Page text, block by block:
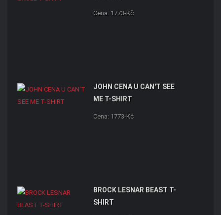
Cena: 1773-Kč
JOHN CENA U CAN'T SEE
ME T-SHIRT
Cena: 1773-Kč
BROCK LESNAR BEAST T-
SHIRT